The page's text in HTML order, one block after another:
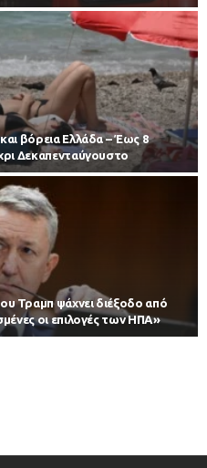
βόρεια Ελλάδα – Έως 8
Δεκαπενταύγουστο
Τραμπ ψάχνει διέξοδο από
οι επιλογές των ΗΠΑ»